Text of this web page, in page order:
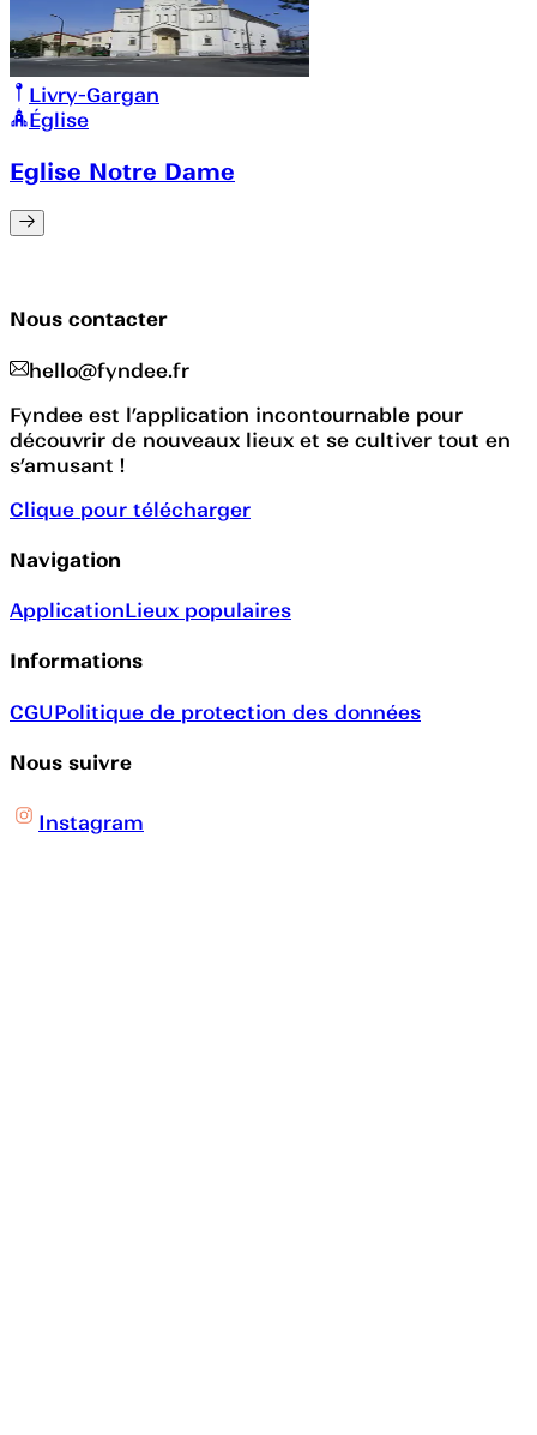
Livry-Gargan
Église
Eglise Notre Dame
Nous contacter
hello@fyndee.fr
Fyndee est l’application incontournable pour
découvrir de nouveaux lieux et se cultiver tout en
s’amusant !
Clique pour télécharger
Navigation
ApplicationLieux populaires
Informations
CGUPolitique de protection des données
Nous suivre
Instagram